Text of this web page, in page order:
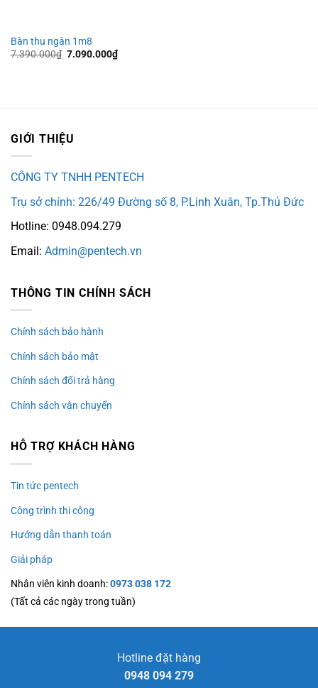
Bàn thu ngân 1m8
7.390.000₫ Giá
7.090.000₫Giá
hiện
GIỚI THIỆU
CÔNG TY TNHH PENTECH
Trụ sở chính: 226/49 Đường số 8, P.Linh Xuân, Tp.Thủ Đức
Hotline: 0948.094.279
Email: Admin@pentech.vn
THÔNG TIN CHÍNH SÁCH
Chính sách bảo hành
Chính sách bảo mật
Chính sách đổi trả hàng
Chính sách vận chuyển
HỖ TRỢ KHÁCH HÀNG
Tin tức pentech
Công trình thi công
Hướng dẫn thanh toán
Giải pháp
Nhân viên kinh doanh:0973 038 172
(Tất cả các ngày trong tuần)
Hotline đặt hàng
0948 094 279